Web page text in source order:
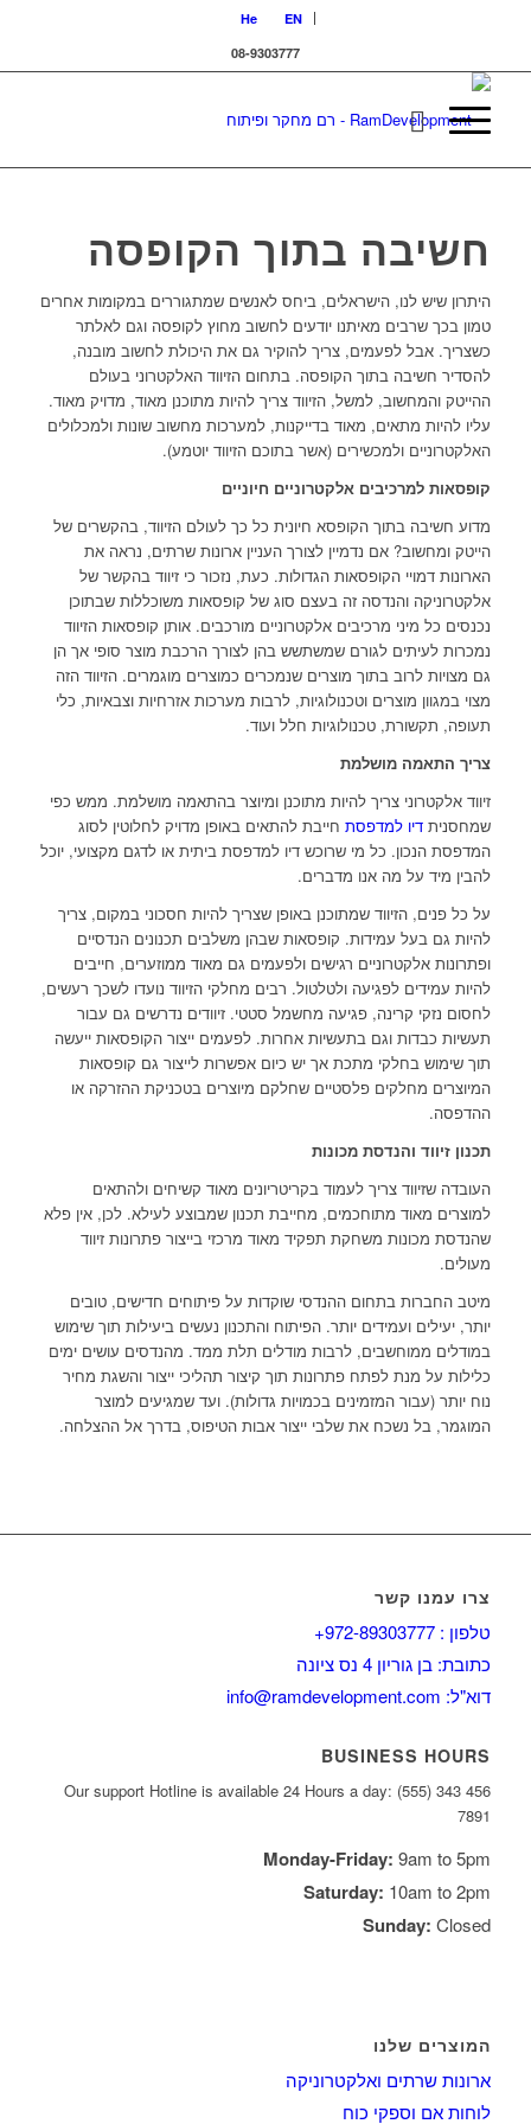
EN
He
08-9303777
חשיבה בתוך הקופסה
היתרון שיש לנו, הישראלים, ביחס לאנשים שמתגוררים במקומות אחרים
טמון בכך שרבים מאיתנו יודעים לחשוב מחוץ לקופסה וגם לאלתר
כשצריך. אבל לפעמים, צריך להוקיר גם את היכולת לחשוב מובנה,
להסדיר חשיבה בתוך הקופסה. בתחום הזיווד האלקטרוני בעולם
ההייטק והמחשוב, למשל, הזיווד צריך להיות מתוכנן מאוד, מדויק מאוד.
עליו להיות מתאים, מאוד בדייקנות, למערכות מחשוב שונות ולמכלולים
האלקטרוניים ולמכשירים (אשר בתוכם הזיווד יוטמע).
קופסאות למרכיבים אלקטרוניים חיוניים
מדוע חשיבה בתוך הקופסא חיונית כל כך לעולם הזיווד, בהקשרים של
הייטק ומחשוב? אם נדמיין לצורך העניין ארונות שרתים, נראה את
הארונות דמויי הקופסאות הגדולות. כעת, נזכור כי זיווד בהקשר של
אלקטרוניקה והנדסה זה בעצם סוג של קופסאות משוכללות שבתוכן
נכנסים כל מיני מרכיבים אלקטרוניים מורכבים. אותן קופסאות הזיווד
נמכרות לעיתים לגורם שמשתשש בהן לצורך הרכבת מוצר סופי אך הן
גם מצויות לרוב בתוך מוצרים שנמכרים כמוצרים מוגמרים. הזיווד הזה
מצוי במגוון מוצרים וטכנולוגיות, לרבות מערכות אזרחיות וצבאיות, כלי
תעופה, תקשורת, טכנולוגיות חלל ועוד.
צריך התאמה מושלמת
זיווד אלקטרוני צריך להיות מתוכנן ומיוצר בהתאמה מושלמת. ממש כפי
שמחסנית דיו למדפסתחייבת להתאים באופן מדויק לחלוטין לסוג
המדפסת הנכון. כל מי שרוכש דיו למדפסת ביתית או לדגם מקצועי, יוכל
להבין מיד על מה אנו מדברים.
על כל פנים, הזיווד שמתוכנן באופן שצריך להיות חסכוני במקום, צריך
להיות גם בעל עמידות. קופסאות שבהן משלבים תכנונים הנדסיים
ופתרונות אלקטרוניים רגישים ולפעמים גם מאוד ממוזערים, חייבים
להיות עמידים לפגיעה ולטלטול. רבים מחלקי הזיווד נועדו לשכך רעשים,
לחסום נזקי קרינה, פגיעה מחשמל סטטי. זיוודים נדרשים גם עבור
תעשיות כבדות וגם בתעשיות אחרות. לפעמים ייצור הקופסאות ייעשה
תוך שימוש בחלקי מתכת אך יש כיום אפשרות לייצור גם קופסאות
המיוצרים מחלקים פלסטיים שחלקם מיוצרים בטכניקת ההזרקה או
ההדפסה.
תכנון זיווד והנדסת מכונות
העובדה שזיווד צריך לעמוד בקריטריונים מאוד קשיחים ולהתאים
למוצרים מאוד מתוחכמים, מחייבת תכנון שמבוצע לעילא. לכן, אין פלא
שהנדסת מכונות משחקת תפקיד מאוד מרכזי בייצור פתרונות זיווד
מעולים.
מיטב החברות בתחום ההנדסי שוקדות על פיתוחים חדישים, טובים
יותר, יעילים ועמידים יותר. הפיתוח והתכנון נעשים ביעילות תוך שימוש
במודלים ממוחשבים, לרבות מודלים תלת ממד. מהנדסים עושים ימים
כלילות על מנת לפתח פתרונות תוך קיצור תהליכי ייצור והשגת מחיר
נוח יותר (עבור המזמינים בכמויות גדולות). ועד שמגיעים למוצר
המוגמר, בל נשכח את שלבי ייצור אבות הטיפוס, בדרך אל ההצלחה.
צרו עמנו קשר
טלפון : 972-89303777+
כתובת: בן גוריון 4 נס ציונה
דוא"ל: info@ramdevelopment.com
BUSINESS HOURS
Our support Hotline is available 24 Hours a day: (555) 343 456
7891
Monday-Friday:9am to 5pm
Saturday: 10am to 2pm
Sunday:Closed
המוצרים שלנו
ארונות שרתים ואלקטרוניקה
לוחות אם וספקי כוח